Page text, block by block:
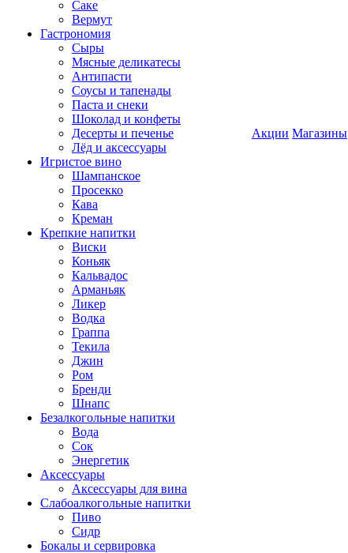
Саке
Вермут
Гастрономия
Сыры
Мясные деликатесы
Антипасти
Соусы и тапенады
Паста и снеки
Шоколад и конфеты
Десерты и печенье
Лёд и аксессуары
Игристое вино
Шампанское
Просекко
Кава
Креман
Крепкие напитки
Виски
Коньяк
Кальвадос
Арманьяк
Ликер
Водка
Граппа
Текила
Джин
Ром
Бренди
Шнапс
Безалкогольные напитки
Вода
Сок
Энергетик
Аксессуары
Аксессуары для вина
Слабоалкогольные напитки
Пиво
Сидр
Бокалы и сервировка
Акции Магазины